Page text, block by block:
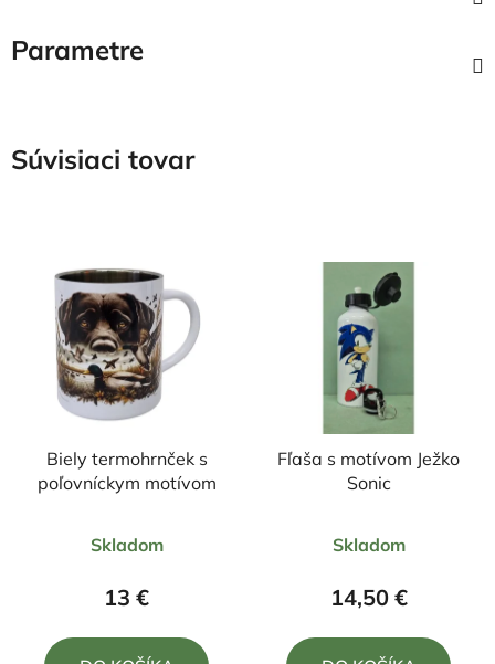
Parametre
Súvisiaci tovar
Biely termohrnček s
poľovníckym motívom
hodnotenie
produktu
4,3
Skladom
13 €
Fľaša s motívom Ježko
Sonic
hodnotenie
produktu
5,0
Skladom
14,50 €